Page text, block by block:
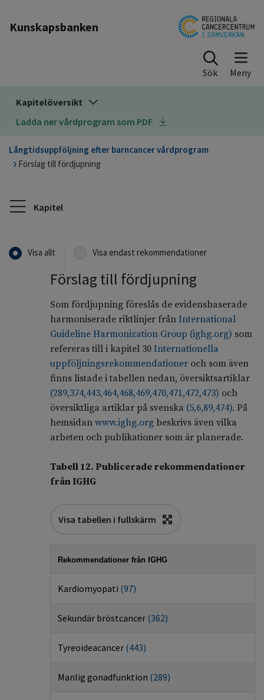
Kunskapsbanken
Sök
Kapitelöversikt
Ladda ner vårdprogram som PDF
Långtidsuppföljning efter barncancer vårdprogram
Förslag till fördjupning
Kapitel
Visa allt Visa endast rekommendationer
Förslag till fördjupning
Som fördjupning föreslås de evidensbaserade
harmoniserade riktlinjer från International
Guideline Harmonization Group (ighg.org) som
refereras till i kapitel 30 Internationella
uppföljningsrekommendationeroch som även
finns listade i tabellen nedan, översiktsartiklar
(289,374,443,464,468,469,470,471,472,473) och
översiktliga artiklar på svenska (5,6,89,474). På
hemsidan www.ighg.orgbeskrivs även vilka
arbeten och publikationer som är planerade.
Tabell 12. Publicerade rekommendationer
från IGHG
Visa tabellen i fullskärm
Rekommendationer från IGHG
Kardiomyopati (97)
Sekundär bröstcancer (362)
Tyreoideacancer (443)
Manlig gonadfunktion (289)